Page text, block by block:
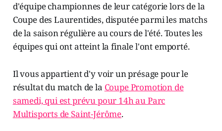
d'équipe championnes de leur catégorie lors de la
Coupe des Laurentides, disputée parmi les matchs
de la saison régulière au cours de l'été. Toutes les
équipes qui ont atteint la finale l'ont emporté.
Il vous appartient d'y voir un présage pour le
résultat du match de la Coupe Promotion de
samedi, qui est prévu pour 14h au Parc
Multisports de Saint-Jérôme.